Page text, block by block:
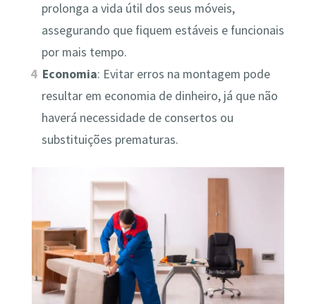
prolonga a vida útil dos seus móveis,
assegurando que fiquem estáveis e funcionais
por mais tempo.
Economia: Evitar erros na montagem pode
resultar em economia de dinheiro, já que não
haverá necessidade de consertos ou
substituições prematuras.